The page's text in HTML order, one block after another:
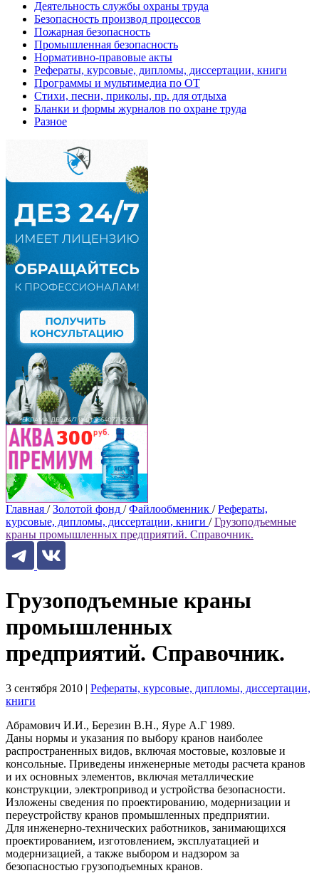
Деятельность службы охраны труда
Безопасность производ процессов
Пожарная безопасность
Промышленная безопасность
Нормативно-правовые акты
Рефераты, курсовые, дипломы, диссертации, книги
Программы и мультимедиа по ОТ
Стихи, песни, приколы, пр. для отдыха
Бланки и формы журналов по охране труда
Разное
Главная / Золотой фонд / Файлообменник / Рефераты,
курсовые, дипломы, диссертации, книги / Грузоподъемные
краны промышленных предприятий. Справочник.
Грузоподъемные краны
промышленных
предприятий. Справочник.
3 сентября 2010 | Рефераты, курсовые, дипломы, диссертации,
книги
Абрамович И.И., Березин В.Н., Яуре А.Г 1989.
Даны нормы и указания по выбору кранов наиболее
распространенных видов, включая мостовые, козловые и
консольные. Приведены инженерные методы расчета кранов
и их основных элементов, включая металлические
конструкции, электропривод и устройства безопасности.
Изложены сведения по проектированию, модернизации и
переустройству кранов промышленных предприятии.
Для инженерно-технических работников, занимающихся
проектированием, изготовлением, эксплуатацией и
модернизацией, а также выбором и надзором за
безопасностью грузоподъемных кранов.